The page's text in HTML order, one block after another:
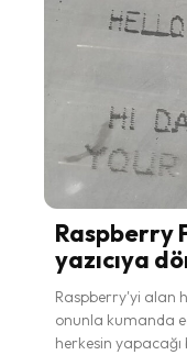
Raspberry
yazıcıya
Raspberry'yi alan
onunla kumanda
herkesin yapacağı